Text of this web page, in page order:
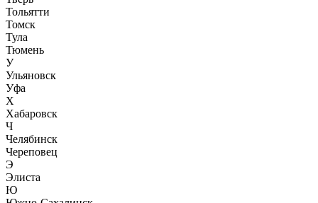
Тольятти
Томск
Тула
Тюмень
У
Ульяновск
Уфа
Х
Хабаровск
Ч
Челябинск
Череповец
Э
Элиста
Ю